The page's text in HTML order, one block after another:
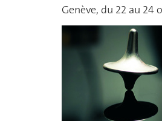
Genève, du 22 au 24